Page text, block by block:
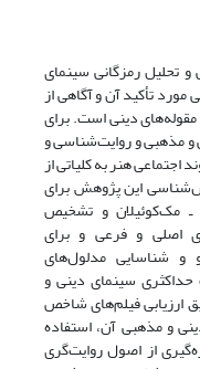
و تحلیل رمزگانی سینمای
مورد تأکید آن و آگاهی از
دینی است. برای
و مذهبی و روایت‌شناسی و
اجتماعی هنر به کلیاتی از
این پژوهش برای
ـ مک‌کوئیلان و تشخیص
اصلی و فرعی و برای
و شناسایی مدلول‌های
سینمای دینی و
ارزیابی فیلم‌های شاخص
و مذهبی آن، استفاده
از اصول روایت‌گری